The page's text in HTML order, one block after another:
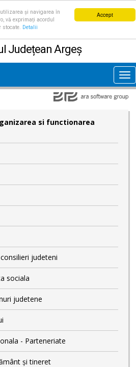
Accept
și navigarea în
vă exprimați acordul
Detalii
Județean Argeș
si functionarea
judeteni
sociala
judetene
- Parteneriate
și tineret